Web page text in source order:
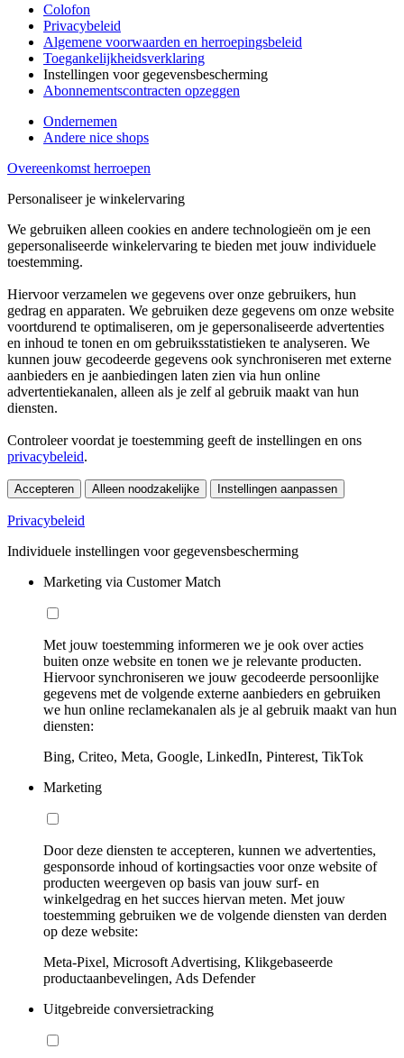
Colofon
Privacybeleid
Algemene voorwaarden en herroepingsbeleid
Toegankelijkheidsverklaring
Instellingen voor gegevensbescherming
Abonnementscontracten opzeggen
Ondernemen
Andere nice shops
Overeenkomst herroepen
Personaliseer je winkelervaring
We gebruiken alleen cookies en andere technologieën om je een
gepersonaliseerde winkelervaring te bieden met jouw individuele
toestemming.
Hiervoor verzamelen we gegevens over onze gebruikers, hun
gedrag en apparaten. We gebruiken deze gegevens om onze website
voortdurend te optimaliseren, om je gepersonaliseerde advertenties
en inhoud te tonen en om gebruiksstatistieken te analyseren. We
kunnen jouw gecodeerde gegevens ook synchroniseren met externe
aanbieders en je aanbiedingen laten zien via hun online
advertentiekanalen, alleen als je zelf al gebruik maakt van hun
diensten.
Controleer voordat je toestemming geeft de instellingen en ons
privacybeleid.
Accepteren Alleen noodzakelijke Instellingen aanpassen
Privacybeleid
Individuele instellingen voor gegevensbescherming
Marketing via Customer Match
Met jouw toestemming informeren we je ook over acties
buiten onze website en tonen we je relevante producten.
Hiervoor synchroniseren we jouw gecodeerde persoonlijke
gegevens met de volgende externe aanbieders en gebruiken
we hun online reclamekanalen als je al gebruik maakt van hun
diensten:
Bing, Criteo, Meta, Google, LinkedIn, Pinterest, TikTok
Marketing
Door deze diensten te accepteren, kunnen we advertenties,
gesponsorde inhoud of kortingsacties voor onze website of
producten weergeven op basis van jouw surf- en
winkelgedrag en het succes hiervan meten. Met jouw
toestemming gebruiken we de volgende diensten van derden
op deze website:
Meta-Pixel, Microsoft Advertising, Klikgebaseerde
productaanbevelingen, Ads Defender
Uitgebreide conversietracking